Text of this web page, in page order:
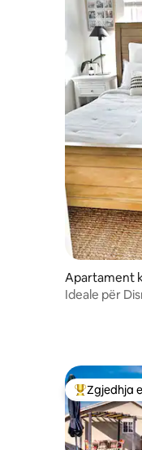
Apartament
Midway City
Ideale për
Më të mirat
Zgjedhja